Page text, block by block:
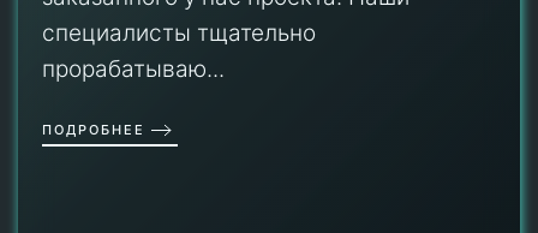
специалисты тщательно
прорабатываю...
ПОДРОБНЕЕ